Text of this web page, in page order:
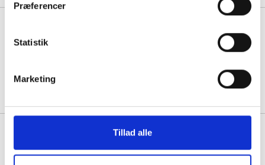
Præferencer
Statistik
Marketing
Tillad alle
Matting Astro Turf skrabemåtte